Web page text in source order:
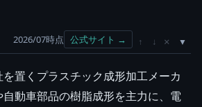
2026/07時点 公式サイト → ↑ ↓ ×
置くプラスチック成形加工メーカ
動車部品の樹脂成形を主力に、電